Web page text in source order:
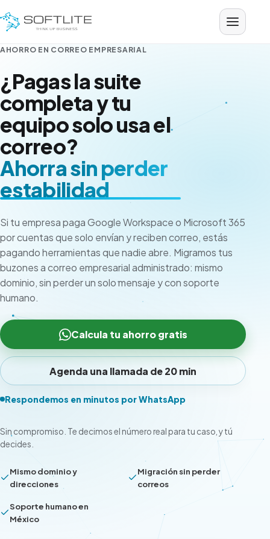
AHORRO EN CORREO EMPRESARIAL
¿Pagas la suite
completa y tu
equipo solo usa el
correo?
Ahorra sin perder
estabilidad
Si tu empresa paga Google Workspace o Microsoft 365
por cuentas que solo envían y reciben correo, estás
pagando herramientas que nadie abre. Migramos tus
buzones a correo empresarial administrado: mismo
dominio, sin perder un solo mensaje y con soporte
humano.
Calcula tu ahorro gratis
Respondemos en minutos por WhatsApp
Agenda una llamada de 20 min
Sin compromiso. Te decimos el número real para tu caso, y tú
decides.
Mismo dominio y
direcciones
Migración sin perder
correos
Soporte humano en
México